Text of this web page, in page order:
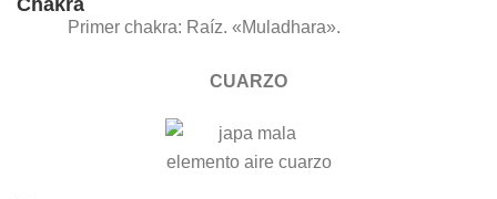
Primer chakra: Raíz. «Muladhara».
CUARZO